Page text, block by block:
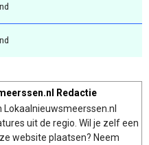
Redactie
Lokaalnieuwsmeerssen.nl
uit de regio. Wil je zelf een
website plaatsen? Neem